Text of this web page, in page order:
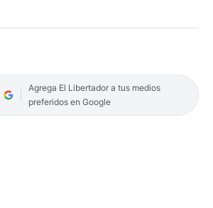
Agrega El Libertador a tus medios
preferidos en Google